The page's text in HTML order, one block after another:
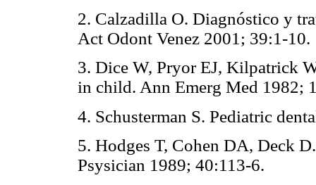
2. Calzadilla O. Diagnóstico y
Act Odont Venez 2001; 39:1-10.
3. Dice W, Pryor EJ, Kilpatrick
in child. Ann Emerg Med 1982;
4. Schusterman S. Pediatric
5. Hodges T, Cohen DA, Deck
Psysician 1989; 40:113-6.